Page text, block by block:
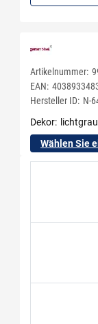
Artikelnummer:
EAN:
Hersteller ID: N-
Dekor lichtgrau
Wählen Sie